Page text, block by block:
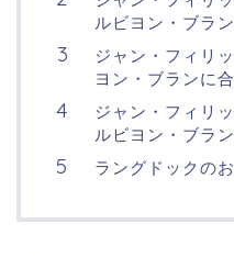
ルビヨン・ブラ
ジャン・フィリ
ヨン・ブランに
ジャン・フィリ
ルビヨン・ブラ
ラングドックの